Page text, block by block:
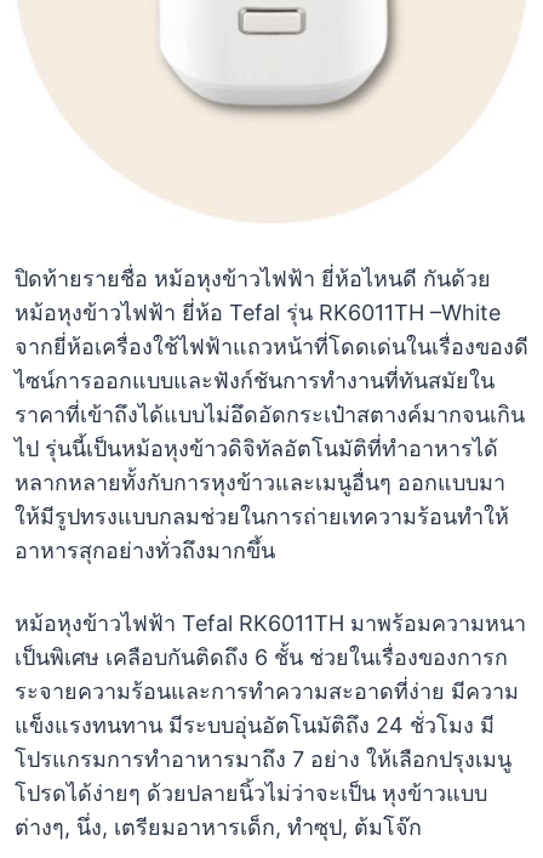
ปิดท้ายรายชื่อ หม้อหุงข้าวไฟฟ้า ยี่ห้อไหนดี กันด้วย
หม้อหุงข้าวไฟฟ้า ยี่ห้อ Tefal รุ่น RK6011TH –White
จากยี่ห้อเครื่องใช้ไฟฟ้าแถวหน้าที่โดดเด่นในเรื่องของดี
ไซน์การออกแบบและฟังก์ชันการทำงานที่ทันสมัยใน
ราคาที่เข้าถึงได้แบบไม่อึดอัดกระเป๋าสตางค์มากจนเกิน
ไป รุ่นนี้เป็นหม้อหุงข้าวดิจิทัลอัตโนมัติที่ทำอาหารได้
หลากหลายทั้งกับการหุงข้าวและเมนูอื่นๆ ออกแบบมา
ให้มีรูปทรงแบบกลมช่วยในการถ่ายเทความร้อนทำให้
อาหารสุกอย่างทั่วถึงมากขึ้น
หม้อหุงข้าวไฟฟ้า Tefal RK6011TH มาพร้อมความหนา
เป็นพิเศษ เคลือบกันติดถึง 6 ชั้น ช่วยในเรื่องของการก
ระจายความร้อนและการทำความสะอาดที่ง่าย มีความ
แข็งแรงทนทาน มีระบบอุ่นอัตโนมัติถึง 24 ชั่วโมง มี
โปรแกรมการทำอาหารมาถึง 7 อย่าง ให้เลือกปรุงเมนู
โปรดได้ง่ายๆ ด้วยปลายนิ้วไม่ว่าจะเป็น หุงข้าวแบบ
ต่างๆ, นึ่ง, เตรียมอาหารเด็ก, ทำซุป, ต้มโจ๊ก